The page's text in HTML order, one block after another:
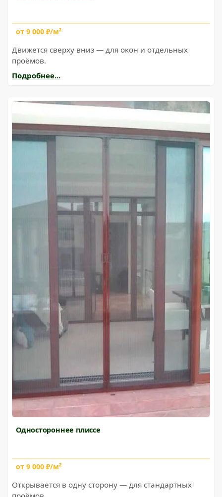
от 9 000 ₽/м²
Движется сверху вниз — для окон и отдельных
проёмов.
Подробнее...
Одностороннее плиссе
от 9 000 ₽/м²
Открывается в одну сторону — для стандартных